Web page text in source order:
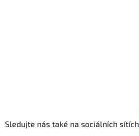
Sledujte nás také na sociálních sítích